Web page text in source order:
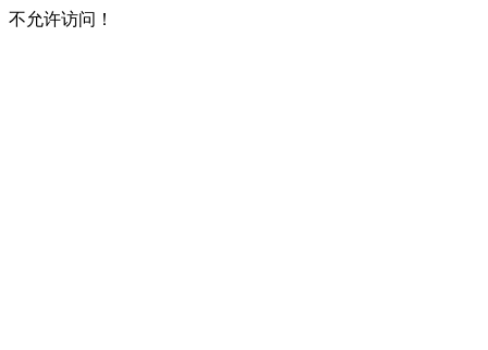
不允许访问！